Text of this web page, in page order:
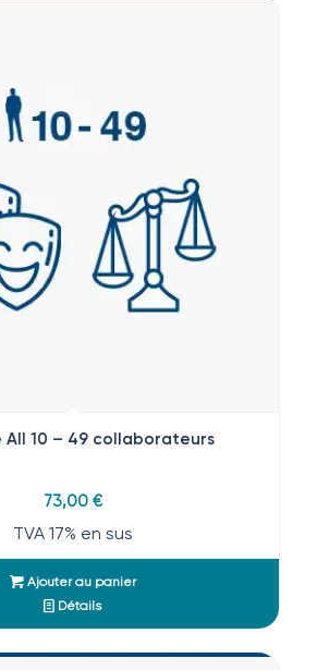
All 10 – 49 collaborateurs
73,00 €
TVA 17% en sus
Ajouter au panier
Détails